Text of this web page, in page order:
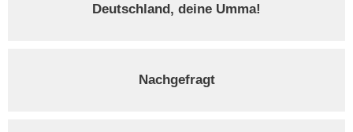
Deutschland, deine Umma!
Nachgefragt